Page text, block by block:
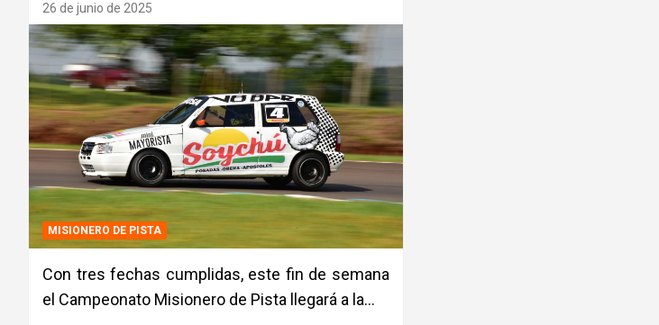
26 de junio de 2025
MISIONERO DE PISTA
Con tres fechas cumplidas, este fin de semana
el Campeonato Misionero de Pista llegará a la…